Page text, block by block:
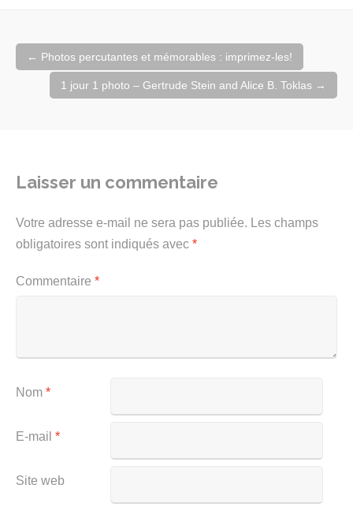
Navigation
de
l'article
← Photos percutantes et mémorables : imprimez-les!
1 jour 1 photo – Gertrude Stein and Alice B. Toklas →
Laisser un commentaire
Votre adresse e-mail ne sera pas publiée. Les champs
obligatoires sont indiqués avec *
Commentaire *
Nom *
E-mail *
Site web